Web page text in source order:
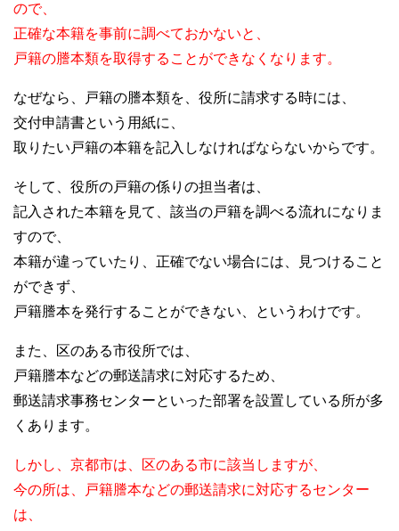
ので、
正確な本籍を事前に調べておかないと、
戸籍の謄本類を取得することができなくなります。
なぜなら、戸籍の謄本類を、役所に請求する時には、
交付申請書という用紙に、
取りたい戸籍の本籍を記入しなければならないからです。
そして、役所の戸籍の係りの担当者は、
記入された本籍を見て、該当の戸籍を調べる流れになりま
すので、
本籍が違っていたり、正確でない場合には、見つけること
ができず、
戸籍謄本を発行することができない、というわけです。
また、区のある市役所では、
戸籍謄本などの郵送請求に対応するため、
郵送請求事務センターといった部署を設置している所が多
くあります。
しかし、京都市は、区のある市に該当しますが、
今の所は、戸籍謄本などの郵送請求に対応するセンター
は、